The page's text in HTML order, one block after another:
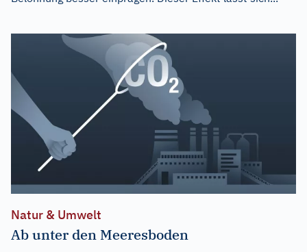
Natur & Umwelt
Ab unter den Meeresboden